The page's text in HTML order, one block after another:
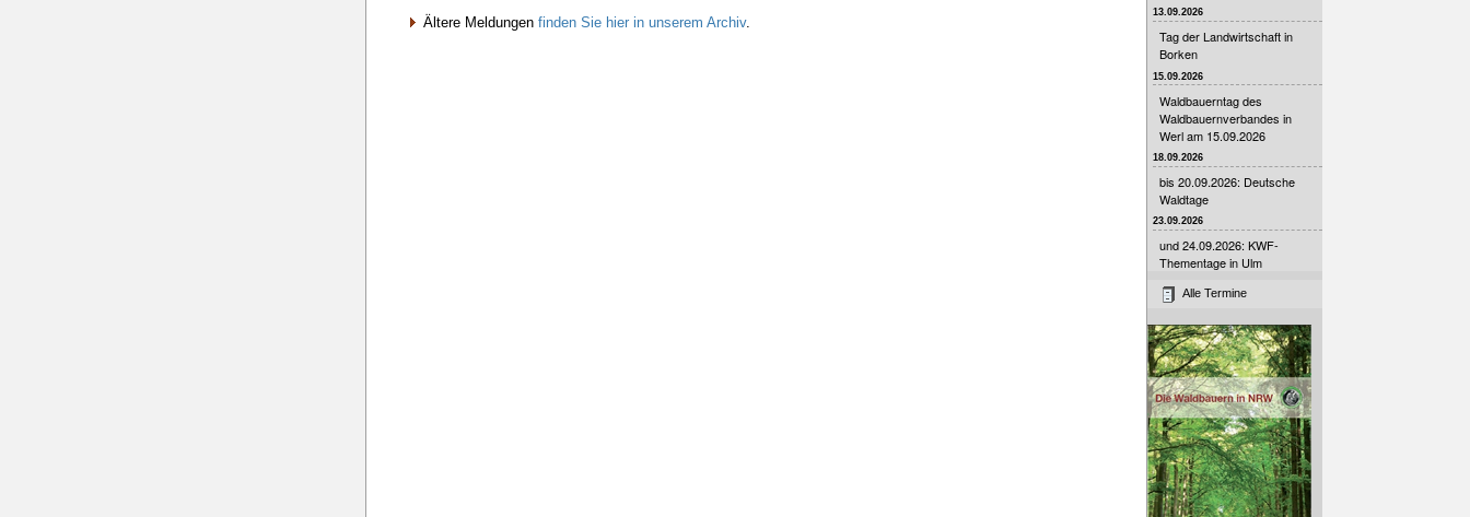
Ältere Meldungen finden Sie hier in unserem Archiv.
13.09.2026
Tag der Landwirtschaft in
Borken
15.09.2026
Waldbauerntag des
Waldbauernverbandes in
Werl am 15.09.2026
18.09.2026
bis 20.09.2026: Deutsche
Waldtage
23.09.2026
und 24.09.2026: KWF-
Thementage in Ulm
Alle Termine